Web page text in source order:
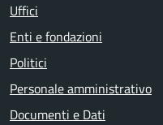
Uffici
Enti e fondazioni
Politici
Personale amministrativo
Documenti e Dati